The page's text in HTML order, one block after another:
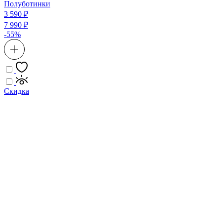
Полуботинки
3 590 ₽
7 990 ₽
-55%
Скидка